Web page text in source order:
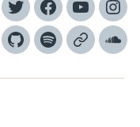
TwitterFacebook
YouTube
GithubSpotifyApple